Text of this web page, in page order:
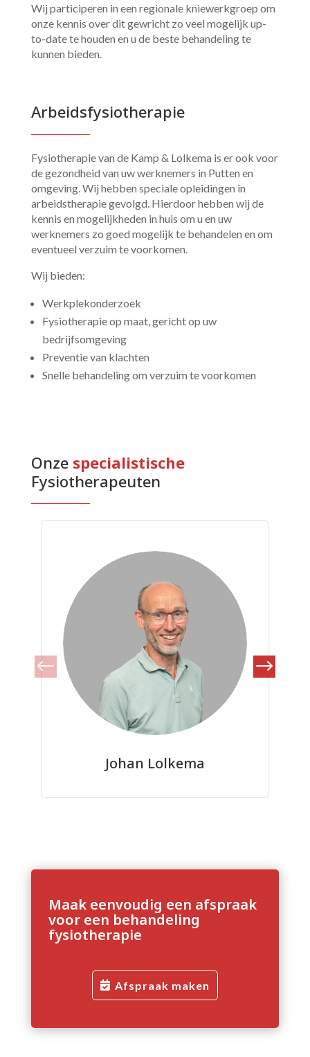
Wij participeren in een regionale kniewerkgroep om
onze kennis over dit gewricht zo veel mogelijk up-
to-date te houden en u de beste behandeling te
kunnen bieden.
Arbeidsfysiotherapie
Fysiotherapie van de Kamp & Lolkema is er ook voor
de gezondheid van uw werknemers in Putten en
omgeving. Wij hebben speciale opleidingen in
arbeidstherapie gevolgd. Hierdoor hebben wij de
kennis en mogelijkheden in huis om u en uw
werknemers zo goed mogelijk te behandelen en om
eventueel verzuim te voorkomen.
Wij bieden:
Werkplekonderzoek
Fysiotherapie op maat, gericht op uw
bedrijfsomgeving
Preventie van klachten
Snelle behandeling om verzuim te voorkomen
Onze specialistische
Fysiotherapeuten
Johan Lolkema
Maak eenvoudig een afspraak
voor een behandeling
fysiotherapie
Afspraak maken